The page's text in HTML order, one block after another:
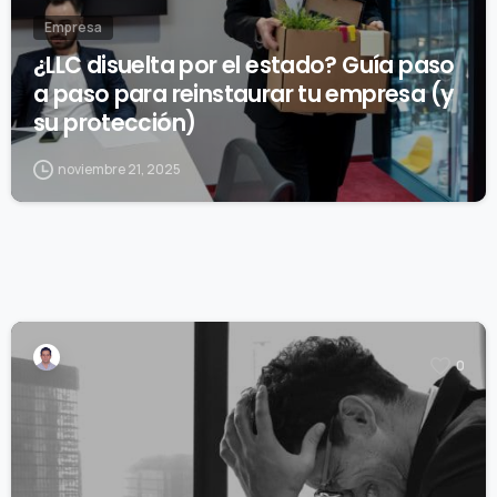
Empresa
¿LLC disuelta por el estado? Guía paso
a paso para reinstaurar tu empresa (y
su protección)
noviembre 21, 2025
0